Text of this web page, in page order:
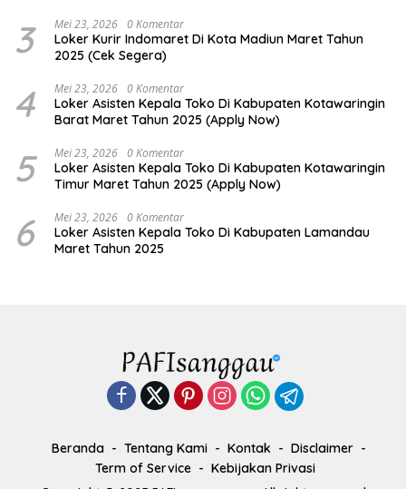
3 Mei 23, 2026 0 Komentar
Loker Kurir Indomaret Di Kota Madiun Maret Tahun
2025 (Cek Segera)
4 Mei 23, 2026 0 Komentar
Loker Asisten Kepala Toko Di Kabupaten Kotawaringin
Barat Maret Tahun 2025 (Apply Now)
5 Mei 23, 2026 0 Komentar
Loker Asisten Kepala Toko Di Kabupaten Kotawaringin
Timur Maret Tahun 2025 (Apply Now)
6 Mei 23, 2026 0 Komentar
Loker Asisten Kepala Toko Di Kabupaten Lamandau
Maret Tahun 2025
Beranda Tentang Kami Kontak
Disclaimer
Term of Service
Kebijakan Privasi